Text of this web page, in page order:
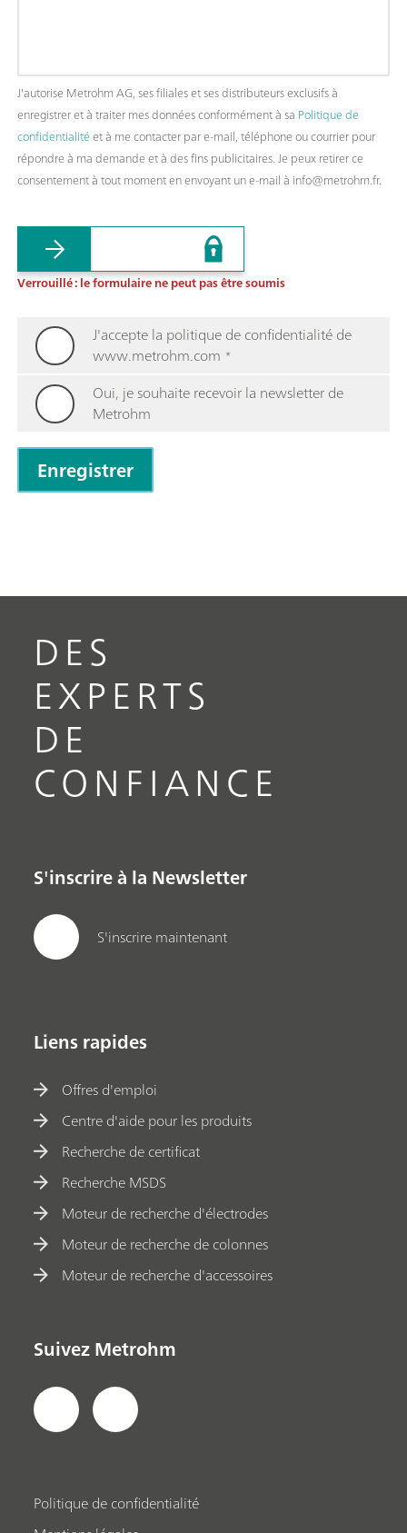
J'autorise Metrohm AG, ses filiales et ses distributeurs exclusifs à
enregistrer et à traiter mes données conformément à sa Politique de
confidentialitéet à me contacter par e-mail, téléphone ou courrier pour
répondre à ma demande et à des fins publicitaires. Je peux retirer ce
consentement à tout moment en envoyant un e-mail à info@metrohm.fr.
Verrouillé : le formulaire ne peut pas être soumis
J'accepte la politique de confidentialité de
www.metrohm.com *
Oui, je souhaite recevoir la newsletter de
Metrohm
DES
EXPERTS
DE
CONFIANCE
S'inscrire à la Newsletter
S'inscrire maintenant
Liens rapides
Offres d'emploi
Centre d'aide pour les produits
Recherche de certificat
Recherche MSDS
Moteur de recherche d'électrodes
Moteur de recherche de colonnes
Moteur de recherche d'accessoires
Suivez Metrohm
Politique de confidentialité